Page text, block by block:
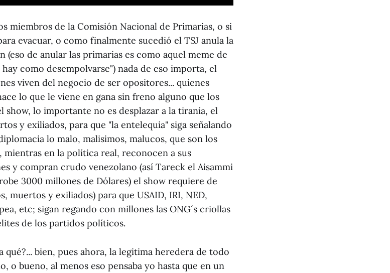
miembros de la Comisión Nacional de Primarias, o si
evacuar, o como finalmente sucedió el TSJ anula la
(eso de anular las primarias es como aquel meme de
como desempolvarse") nada de eso importa, el
viven del negocio de ser opositores... quienes
lo que le viene en gana sin freno alguno que los
show, lo importante no es desplazar a la tiranía, el
y exiliados, para que "la entelequia" siga señalando
lo malo, malisimos, malucos, que son los
mientras en la política real, reconocen a sus
y compran crudo venezolano (así Tareck el Aisammi
3000 millones de Dólares) el show requiere de
muertos y exiliados) para que USAID, IRI, NED,
etc; sigan regando con millones las ONG´s criollas
de los partidos políticos.
qué?... bien, pues ahora, la legitima heredera de todo
o bueno, al menos eso pensaba yo hasta que en un